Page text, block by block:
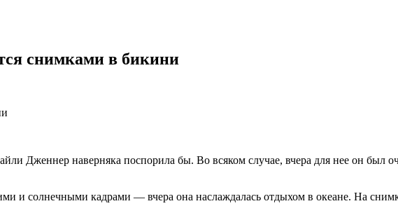
снимками в бикини
Дженнер наверняка поспорила бы. Во всяком случае, вчера для нее он был
и солнечными кадрами — вчера она наслаждалась отдыхом в океане. На